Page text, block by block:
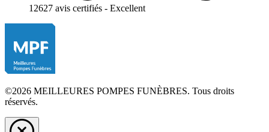
12627 avis certifiés - Excellent
©2026 MEILLEURES POMPES FUNÈBRES. Tous droits
réservés.